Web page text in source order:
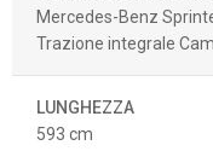
Mercedes-Benz
Trazione integrale
LUNGHEZZA
593 cm